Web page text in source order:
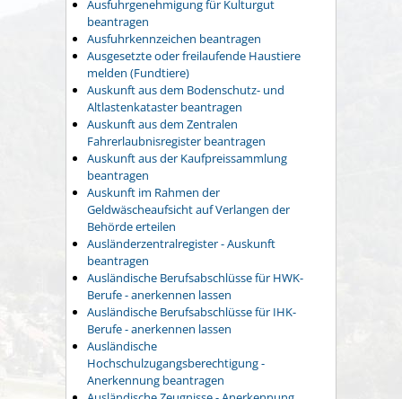
Ausfuhrgenehmigung für Kulturgut
beantragen
Ausfuhrkennzeichen beantragen
Ausgesetzte oder freilaufende Haustiere
melden (Fundtiere)
Auskunft aus dem Bodenschutz- und
Altlastenkataster beantragen
Auskunft aus dem Zentralen
Fahrerlaubnisregister beantragen
Auskunft aus der Kaufpreissammlung
beantragen
Auskunft im Rahmen der
Geldwäscheaufsicht auf Verlangen der
Behörde erteilen
Ausländerzentralregister - Auskunft
beantragen
Ausländische Berufsabschlüsse für HWK-
Berufe - anerkennen lassen
Ausländische Berufsabschlüsse für IHK-
Berufe - anerkennen lassen
Ausländische
Hochschulzugangsberechtigung -
Anerkennung beantragen